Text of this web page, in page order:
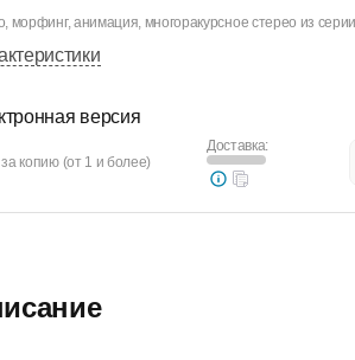
морфинг, анимация, многоракурсное стерео из
версия
копию (от 1 и более)
Доставка: